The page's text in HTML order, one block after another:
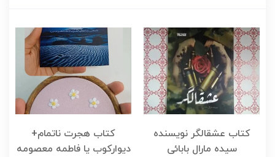
کتاب عشقالگر نویسنده
سیده مارال بابائی
کتاب هجرت ناتمام+
دیوارکوب یا فاطمه معصومه